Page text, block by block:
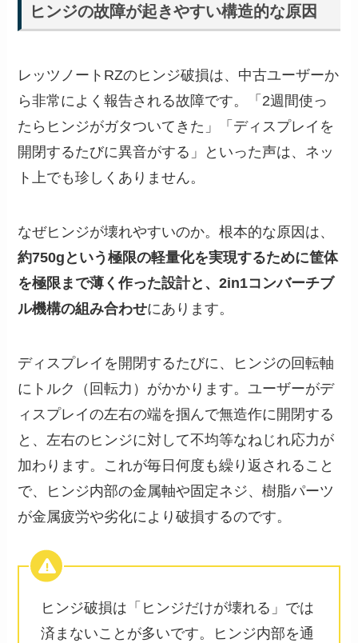
ヒンジの故障が起きやすい構造的な原因
レッツノートRZのヒンジ破損は、中古ユーザーか
ら非常によく報告される故障です。「2週間使っ
たらヒンジがガタついてきた」「ディスプレイを
開閉するたびに異音がする」といった声は、ネッ
ト上でも珍しくありません。
なぜヒンジが壊れやすいのか。根本的な原因は、
約750gという極限の軽量化を実現するために筐体
を極限まで薄く作った設計と、2in1コンバーチブ
ル機構の組み合わせにあります。
ディスプレイを開閉するたびに、ヒンジの回転軸
にトルク（回転力）がかかります。ユーザーがデ
ィスプレイの左右の端を掴んで無造作に開閉する
と、左右のヒンジに対して不均等なねじれ応力が
加わります。これが毎日何度も繰り返されること
で、ヒンジ内部の金属軸や固定ネジ、樹脂パーツ
が金属疲労や劣化により破損するのです。
ヒンジ破損は「ヒンジだけが壊れる」では
済まないことが多いです。ヒンジ内部を通